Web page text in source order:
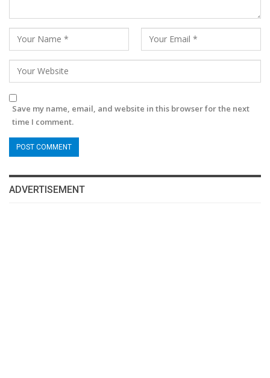
Save my name, email, and website in this browser for the next
time I comment.
ADVERTISEMENT